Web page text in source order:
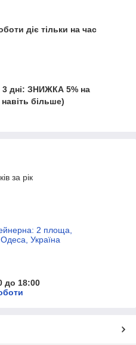
діє тільки на час
дні: ЗНИЖКА 5% на
більше)
за рік
2 площа,
Україна
до 18:00